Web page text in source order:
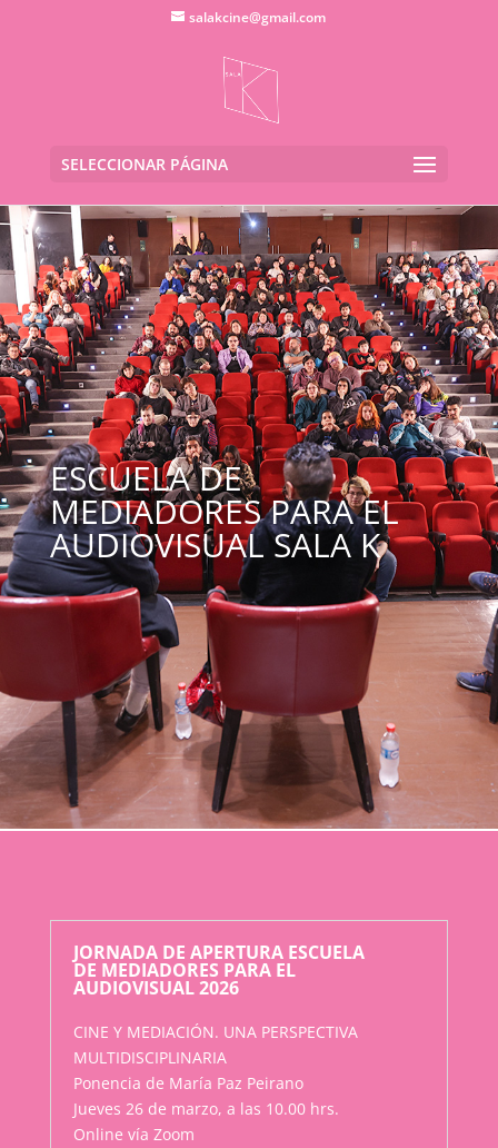
salakcine@gmail.com
SELECCIONAR PÁGINA
ESCUELA DE
MEDIADORESPARA EL
AUDIOVISUAL SALA K
JORNADA DE APERTURA ESCUELA
DE MEDIADORES PARA EL
AUDIOVISUAL 2026
CINE Y MEDIACIÓN. UNA PERSPECTIVA
MULTIDISCIPLINARIA
Ponencia de María Paz Peirano
Jueves 26 de marzo, a las 10.00 hrs.
Online vía Zoom